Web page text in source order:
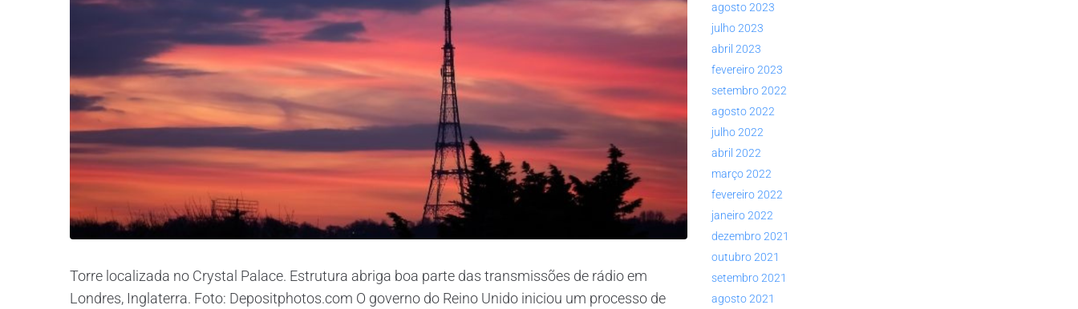
Torre localizada no Crystal Palace. Estrutura abriga boa parte das transmissões de rádio em
Londres, Inglaterra. Foto: Depositphotos.com O governo do Reino Unido iniciou um processo de
agosto 2023
julho 2023
abril 2023
fevereiro 2023
setembro 2022
agosto 2022
julho 2022
abril 2022
março 2022
fevereiro 2022
janeiro 2022
dezembro 2021
outubro 2021
setembro 2021
agosto 2021